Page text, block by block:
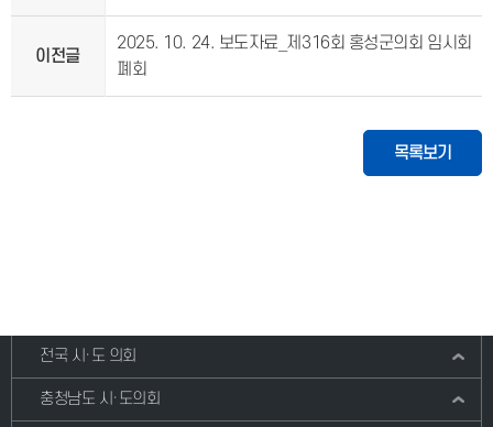
이전글
2025. 10. 24. 보도자료_제316회 홍성군의회 임시회
폐회
목록보기
전국 시·도 의회
충청남도 시·도의회